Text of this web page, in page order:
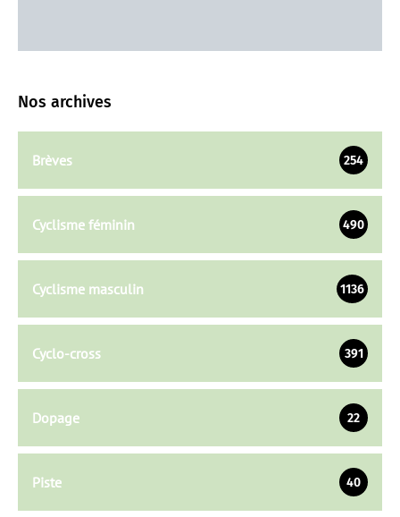
Nos archives
Brèves 254
Cyclisme féminin 490
Cyclisme masculin 1136
Cyclo-cross 391
Dopage 22
Piste 40